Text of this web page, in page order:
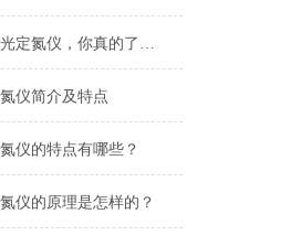
对于化学发光定氮仪，你真的了解吗？
仪简介及特点
仪的特点有哪些？
仪的原理是怎样的？